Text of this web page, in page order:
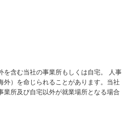
を含む当社の事業所もしくは自宅。 人事
外）を命じられることがあります。当社
業所及び自宅以外が就業場所となる場合